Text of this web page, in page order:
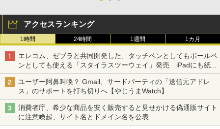
アクセスランキング
1時間 24時間 1週間 1カ月
エレコム、ゼブラと共同開発した、タッチペンとしてもボールペ
ンとしても使える「スタイラスツーウェイ」発売 iPadにも紙に
も、持ち替えずに書き込める
ユーザー阿鼻叫喚？ Gmail、サードパーティの「送信元アドレ
ス」のサポートを打ち切りへ【やじうまWatch】
消費者庁、希少な商品を安く販売すると見せかける偽通販サイト
に注意喚起、サイト名とドメイン名を公表